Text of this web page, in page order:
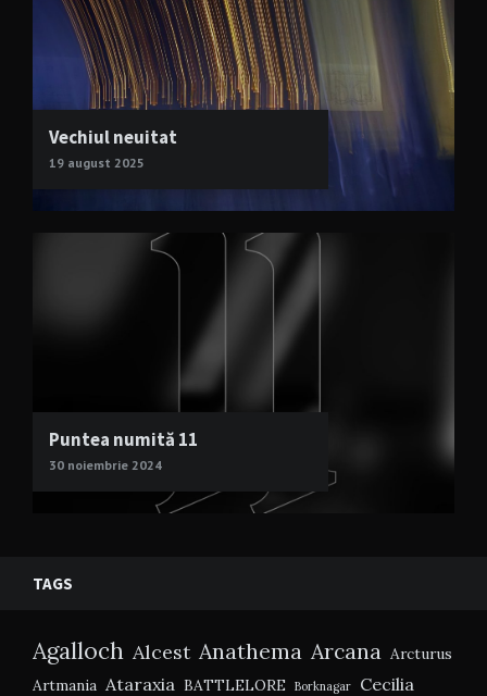
Vechiul neuitat
19 august 2025
Puntea numită 11
30 noiembrie 2024
TAGS
Agalloch Alcest Anathema Arcana Arcturus
Artmania Ataraxia BATTLELORE Borknagar
Cecilia